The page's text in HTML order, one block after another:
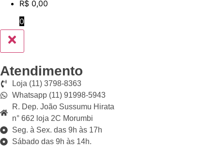
R$ 0,00
0
Atendimento
Loja (11) 3798-8363
Whatsapp (11) 91998-5943
R. Dep. João Sussumu Hirata
n° 662 loja 2C Morumbi
Seg. à Sex. das 9h às 17h
Sábado das 9h às 14h.